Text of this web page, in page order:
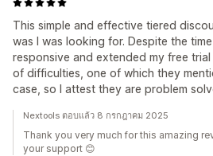
This simple and effective tiered
was I was looking for. Despite the
responsive and extended my free
of difficulties, one of which they
case, so I attest they are problem
Nextools ตอบแล้ว 8 กรกฎาคม 2025
Thank you very much for this amazing
your support 😊